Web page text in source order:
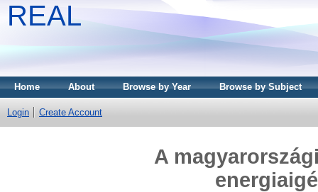
REAL
Home About Browse by Year Browse by Subject
Login Create Account
A